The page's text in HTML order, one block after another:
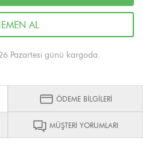
AL
Pazartesi günü kargoda.
ÖDEME BİLGİLERİ
MÜŞTERİ YORUMLARI